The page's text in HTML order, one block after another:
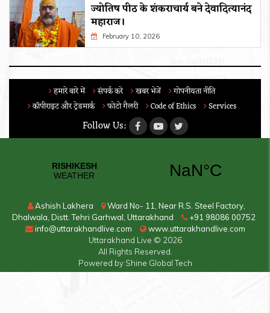
ज्योतिष पीठ के शंकराचार्य बने देवादित्यानंद
महाराज।
February 10, 2026
हमारे बारे में संपर्क करे खबर भेजें
गोपनीयता नीति
कॉपीराइट और ट्रेडमार्क
फोटो गैलरी Code of Ethics Services
Follow Us:
Ashish Lakhera
Ward No- 11, Near R.S. Steel Factory,
Dhalwala, Distt. Tehri Garhwal, Uttarakhand
+91 98086 00752
info@uttarakhandlive.com
www.uttarakhandlive.com
Uttarakhand Live © 2026
All Rights Reserved.
Powered by Shine Global Tech